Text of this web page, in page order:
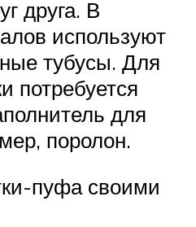
друга. В
используют
тубусы. Для
потребуется
для
поролон.
пуфа своими